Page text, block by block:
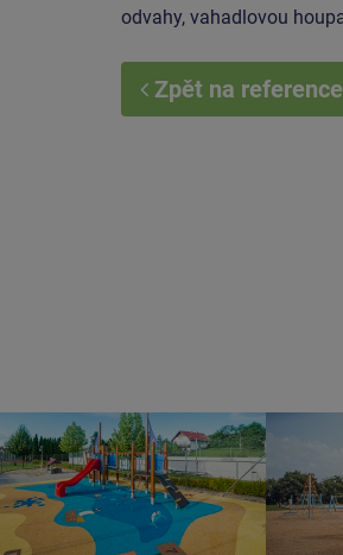
odvahy, vahadlovou
Zpět na reference